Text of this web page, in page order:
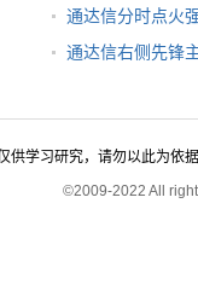
通达信分时点火
通达信右侧先锋
供学习研究，请勿以此为依
©2009-2022 All